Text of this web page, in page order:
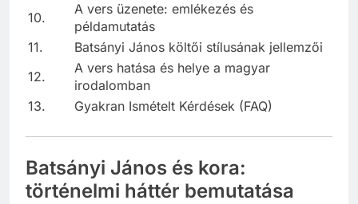
10.
A vers üzenete: emlékezés és
példamutatás
11.
Batsányi János költői stílusának jellemzői
12.
A vers hatása és helye a magyar
irodalomban
13.
Gyakran Ismételt Kérdések (FAQ)
Batsányi János és kora:
történelmi háttér bemutatása